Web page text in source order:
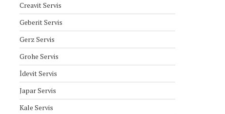
Creavit Servis
Geberit Servis
Gerz Servis
Grohe Servis
İdevit Servis
Japar Servis
Kale Servis